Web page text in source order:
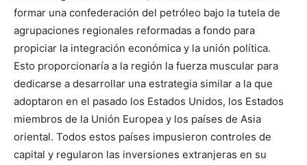
formar una confederación del petróleo bajo la tutela de
agrupaciones regionales reformadas a fondo para
propiciar la integración económica y la unión política.
Esto proporcionaría a la región la fuerza muscular para
dedicarse a desarrollar una estrategia similar a la que
adoptaron en el pasado los Estados Unidos, los Estados
miembros de la Unión Europea y los países de Asia
oriental. Todos estos países impusieron controles de
capital y regularon las inversiones extranjeras en su